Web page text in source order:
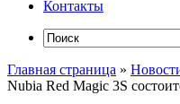
Контакты
Главная страница »
Nubia Red Magic 3S